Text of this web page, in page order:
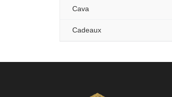
Cava
Cadeaux